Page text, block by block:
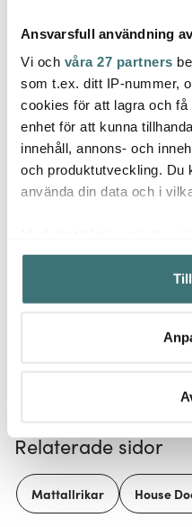
Ansvarsfull användning
Vi och våra 27 partners
som t.ex. ditt IP-nummer,
cookies för att lagra och
enhet för att kunna
innehåll, annons- och
och produktutveckling. Du
använda din data och i
Samla in information
kan ha en
Identifiera din enhet
Ta reda på mer om hur
Du kan ändra eller dra
Vi använder cookies för att
ska anpassas efter det
gör också att vi kan
House Doctor
Pion Pastatallrik 25 cm
Grå/Vit
217 kr 310 kr
Låt dig
Relaterade sidor
Mattallrikar House